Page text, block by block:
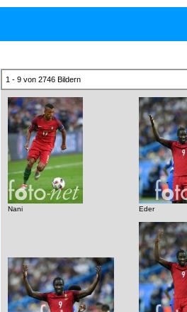
1 - 9 von 2746 Bildern
Nani Eder